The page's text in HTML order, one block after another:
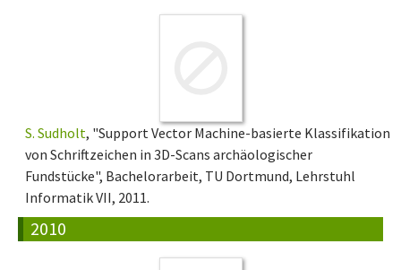
S. Sudholt, "Support Vector Machine-basierte Klassifikation
von Schriftzeichen in 3D-Scans archäologischer
Fundstücke", Bachelorarbeit, TU Dortmund, Lehrstuhl
Informatik VII, 2011.
2010